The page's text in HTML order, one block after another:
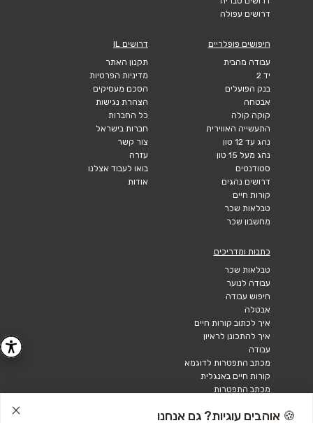
דרושים עפולה
חיפושים פופלריים
עבודה מהבית
יד 2
בנק הפועלים
אבטחה
קוקה קולה
התעשייה האווירית
נהג עד 12 טון
נהג מעל 15 טון
סטודנטים
דרושים נהגים
קורות חיים
טבלאות שכר
מחשבון שכר
דרושים IL
תקנון האתר
מדיניות הפרטיות
הסכם מעסיקים
הצהרת נגישות
כל החברות
חברות בישראל
צור קשר
עזרה
בואו לעבוד אצלנו
אודות
כתבות ומדריכים
טבלאות שכר
עבודה לנוער
חיפוש עבודה
אבטלה
איך לכתוב קורות חיים
איך להתכונן לראיון
עבודה
מכתב התפטרות לדוגמא
קורות חיים באנגלית
מכתב התפטרות
🍪 אוהבים עוגיות? גם אנחנו